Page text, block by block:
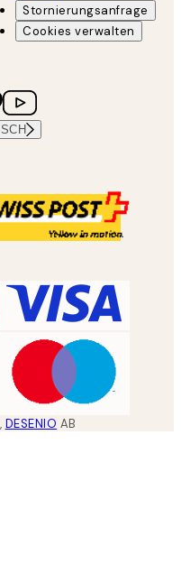
Stornierungsanfrage
Cookies verwalten
, DESENIO AB